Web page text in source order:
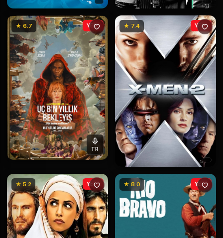
★ 6.7
TR
YENİ ★ 7.4 YENİ
★ 5.2 YENİ ★ 8.0 YENİ